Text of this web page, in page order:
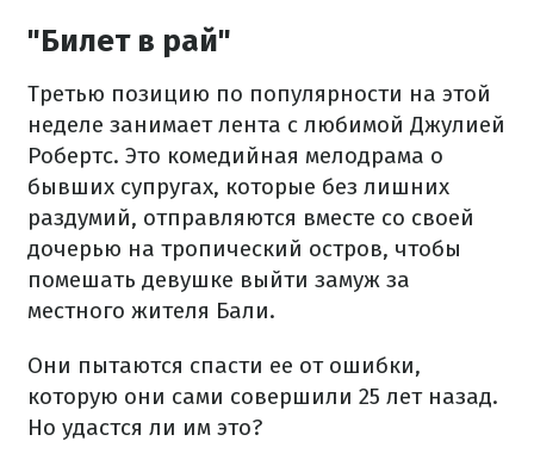
"Билет в рай"
Третью позицию по популярности на этой
неделе занимает лента с любимой Джулией
Робертс. Это комедийная мелодрама о
бывших супругах, которые без лишних
раздумий, отправляются вместе со своей
дочерью на тропический остров, чтобы
помешать девушке выйти замуж за
местного жителя Бали.
Они пытаются спасти ее от ошибки,
которую они сами совершили 25 лет назад.
Но удастся ли им это?